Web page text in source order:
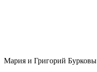
Мария и Григорий Бурковы